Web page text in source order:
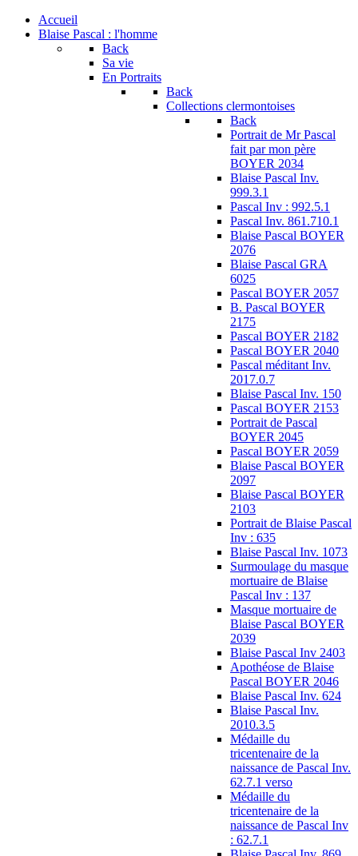
Accueil
Blaise Pascal : l'homme
Back
Sa vie
En Portraits
Back
Collections clermontoises
Back
Portrait de Mr Pascal
fait par mon père
BOYER 2034
Blaise Pascal Inv.
999.3.1
Pascal Inv : 992.5.1
Pascal Inv. 861.710.1
Blaise Pascal BOYER
2076
Blaise Pascal GRA
6025
Pascal BOYER 2057
B. Pascal BOYER
2175
Pascal BOYER 2182
Pascal BOYER 2040
Pascal méditant Inv.
2017.0.7
Blaise Pascal Inv. 150
Pascal BOYER 2153
Portrait de Pascal
BOYER 2045
Pascal BOYER 2059
Blaise Pascal BOYER
2097
Blaise Pascal BOYER
2103
Portrait de Blaise Pascal
Inv : 635
Blaise Pascal Inv. 1073
Surmoulage du masque
mortuaire de Blaise
Pascal Inv : 137
Masque mortuaire de
Blaise Pascal BOYER
2039
Blaise Pascal Inv 2403
Apothéose de Blaise
Pascal BOYER 2046
Blaise Pascal Inv. 624
Blaise Pascal Inv.
2010.3.5
Médaille du
tricentenaire de la
naissance de Pascal Inv.
62.7.1 verso
Médaille du
tricentenaire de la
naissance de Pascal Inv
: 62.7.1